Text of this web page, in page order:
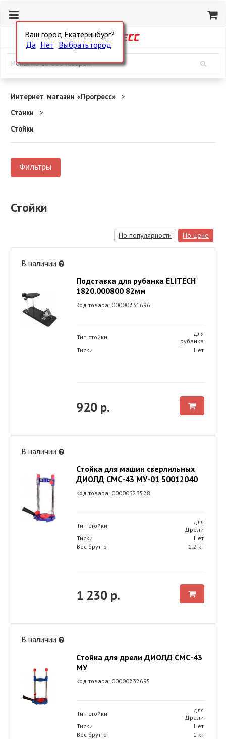
Ваш город Екатеринбург?
Да Нет Выбрать город
Интернет магазин «Прогресс»
Станки
Стойки
Фильтры
Стойки
По популярности По цене
В наличии
Подставка для рубанка ELITECH
1820.000800 82мм
Код товара: 00000231696
Тип стойки
для
рубанка
Тиски
Нет
920 р.
В наличии
Стойка для машин сверлильных
ДИОЛД СМС-43 МУ-01 50012040
Код товара: 00000323528
Тип стойки
для
Дрели
Тиски
Нет
Вес брутто
1.2 кг
1 230 р.
В наличии
Стойка для дрели ДИОЛД СМС-43
МУ
Код товара: 00000232695
Тип стойки
для
Дрели
Тиски
Нет
Вес брутто
1 кг